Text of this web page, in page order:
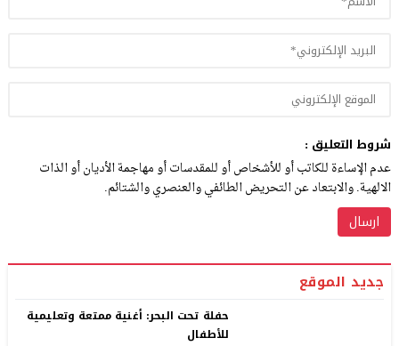
شروط التعليق :
عدم الإساءة للكاتب أو للأشخاص أو للمقدسات أو مهاجمة الأديان أو الذات
الالهية. والابتعاد عن التحريض الطائفي والعنصري والشتائم.
جديد الموقع
حفلة تحت البحر: أغنية ممتعة وتعليمية
للأطفال